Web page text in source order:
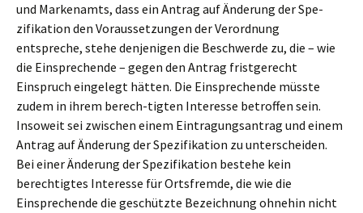
und Markenamts, dass ein Antrag auf Änderung der Spe-
zifikation den Voraussetzungen der Verordnung
entspreche, stehe denjenigen die Beschwerde zu, die – wie
die Einsprechende – gegen den Antrag fristgerecht
Einspruch eingelegt hätten. Die Einsprechende müsste
zudem in ihrem berech-tigten Interesse betroffen sein.
Insoweit sei zwischen einem Eintragungsantrag und einem
Antrag auf Änderung der Spezifikation zu unterscheiden.
Bei einer Änderung der Spezifikation bestehe kein
berechtigtes Interesse für Ortsfremde, die wie die
Einsprechende die geschützte Bezeichnung ohnehin nicht